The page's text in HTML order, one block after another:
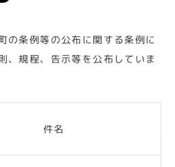
の条例等の公布に関する条例に
、規程、告示等を公布していま
件名